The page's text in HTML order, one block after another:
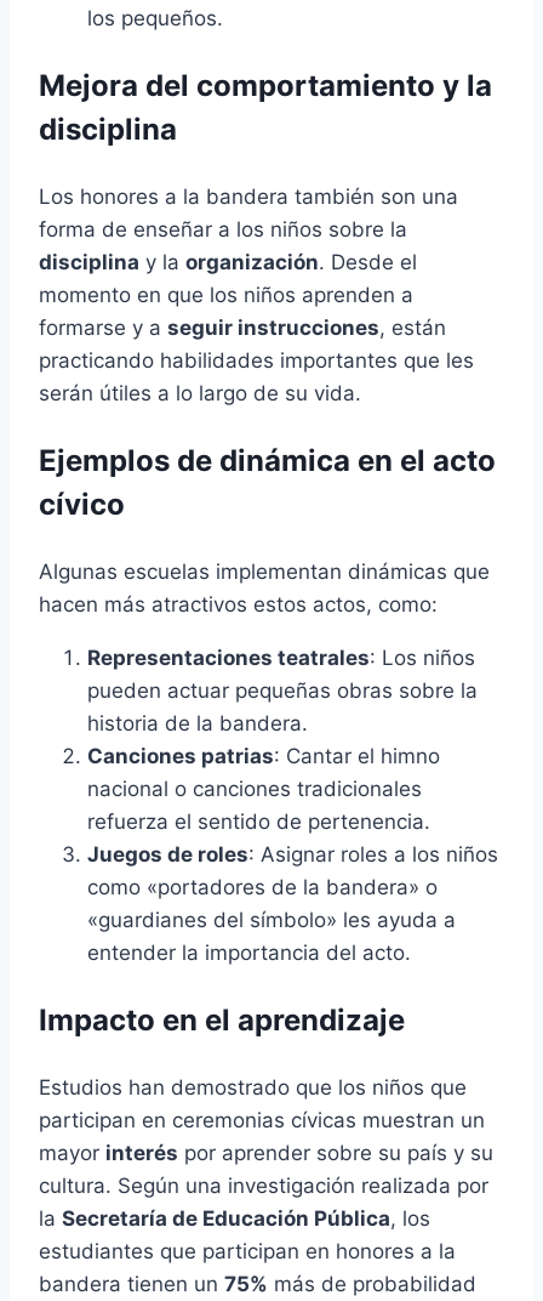
los pequeños.
Mejora del comportamiento y la
disciplina
Los honores a la bandera también son una
forma de enseñar a los niños sobre la
disciplina y la organización. Desde el
momento en que los niños aprenden a
formarse y a seguir instrucciones, están
practicando habilidades importantes que les
serán útiles a lo largo de su vida.
Ejemplos de dinámica en el acto
cívico
Algunas escuelas implementan dinámicas que
hacen más atractivos estos actos, como:
Representaciones teatrales: Los niños
pueden actuar pequeñas obras sobre la
historia de la bandera.
Canciones patrias: Cantar el himno
nacional o canciones tradicionales
refuerza el sentido de pertenencia.
Juegos de roles: Asignar roles a los niños
como «portadores de la bandera» o
«guardianes del símbolo» les ayuda a
entender la importancia del acto.
Impacto en el aprendizaje
Estudios han demostrado que los niños que
participan en ceremonias cívicas muestran un
mayor interés por aprender sobre su país y su
cultura. Según una investigación realizada por
la Secretaría de Educación Pública, los
estudiantes que participan en honores a la
bandera tienen un 75% más de probabilidad